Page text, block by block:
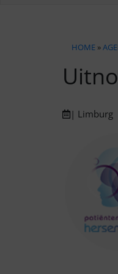
HOME »
| Limburg